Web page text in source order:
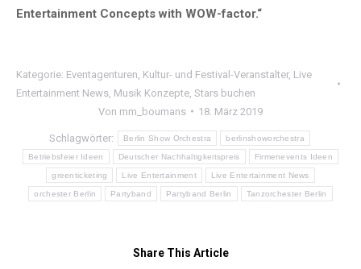
Entertainment Concepts with WOW-factor.“
Kategorie: Eventagenturen Kultur- und Festival-Veranstalter, Live
Entertainment News Musik Konzepte Stars buchen
Von mm_boumans 18. März 2019
Schlagwörter: Berlin Show Orchestra berlinshoworchestra
Betriebsfeier Ideen Deutscher Nachhaltigkeitspreis Firmenevents Ideen
greenticketing Live Entertainment Live Entertainment News
orchester Berlin Partyband Partyband Berlin Tanzorchester Berlin
Share This Article